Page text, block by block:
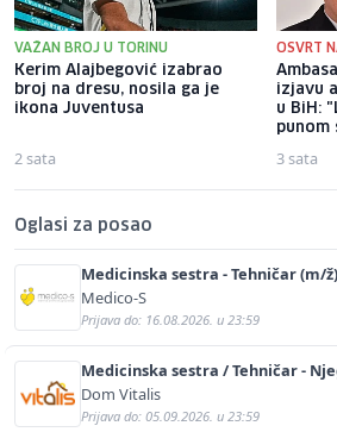
VAŽAN BROJ U TORINU
Kerim Alajbegović izabrao
broj na dresu, nosila ga je
ikona Juventusa
2 sata
OSVRT
izjavu
u BiH:
punom
3 sata
Oglasi za posao
Medicinska sestra - Tehničar (m/ž)
Medico-S
Prijava do: 16.08.2026. u 23:59
Medicinska sestra / Tehničar -
Dom Vitalis
Prijava do: 05.09.2026. u 23:59